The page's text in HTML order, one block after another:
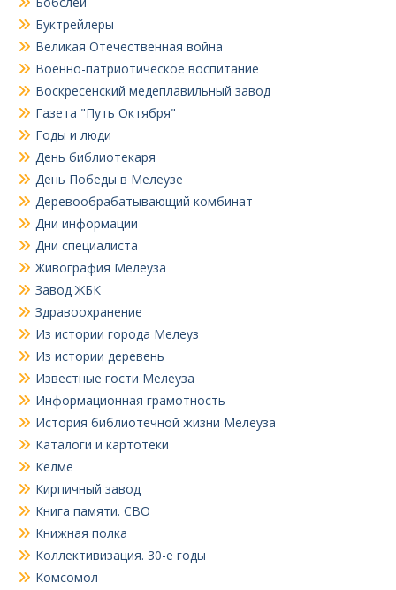
Буктрейлеры
Великая Отечественная война
Военно-патриотическое воспитание
Воскресенский медеплавильный завод
Газета "Путь Октября"
Годы и люди
День библиотекаря
День Победы в Мелеузе
Деревообрабатывающий комбинат
Дни информации
Дни специалиста
Живография Мелеуза
Завод ЖБК
Здравоохранение
Из истории города Мелеуз
Из истории деревень
Известные гости Мелеуза
Информационная грамотность
История библиотечной жизни Мелеуза
Каталоги и картотеки
Келме
Кирпичный завод
Книга памяти. СВО
Книжная полка
Коллективизация. 30-е годы
Комсомол